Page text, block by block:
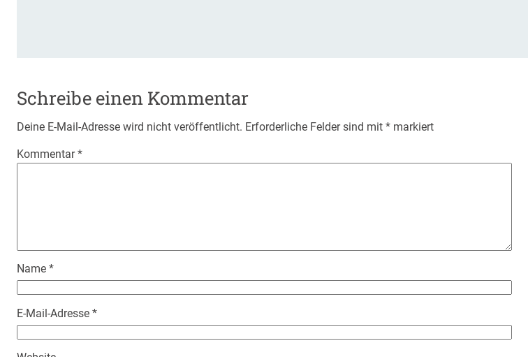
Schreibe einen Kommentar
Deine E-Mail-Adresse wird nicht veröffentlicht. Erforderliche Felder sind mit * markiert
Kommentar*
Name *
E-Mail-Adresse *